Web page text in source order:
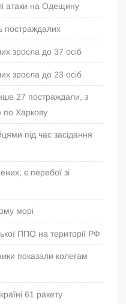
атаки на Одещину
постраждалих
зросла до 37 осіб
зросла до 23 осіб
27 постраждали, з
по Харкову
під час засідання
є перебої зі
морі
ППО на території РФ
показали колегам
61 ракету